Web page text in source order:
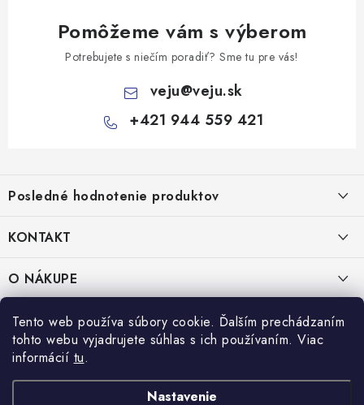
Tento web používa súbory cookie. Ďalším prechádzaním
tohto webu vyjadrujete súhlas s ich používaním. Viac
informácií tu.
Nastavenie
Pomôžeme vám s výberom
Potrebujete s niečím poradiť? Sme tu pre vás!
veju@veju.sk
+421 944 559 421
p
ä
e
Posledné hodnotenie produktov
KONTAKT
VEJU s.r.o.
Janka Kráľa 1059/82
Nitra 94901
IČO: 54577161
IČ DPH: SK2121721426
+421 944 559 421
MAIL:veju@veju.sk
O NÁKUPE
Kontakty
PRÁVNE INFORMÁCIE
Obchodné podmienky
Ochrana osobných údajov